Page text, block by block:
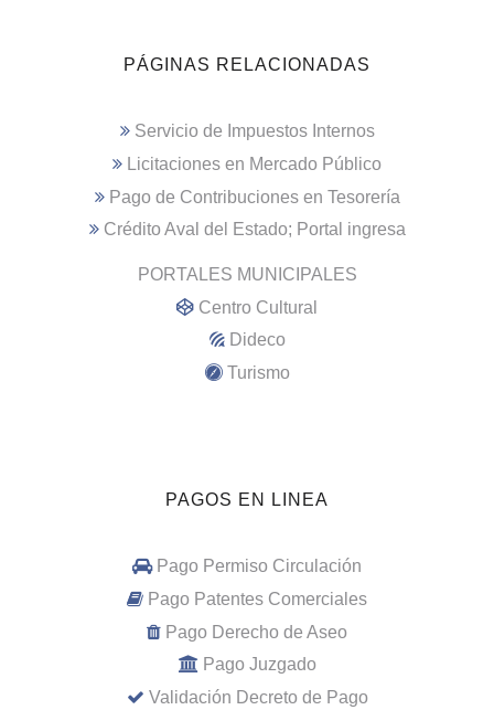
PÁGINAS RELACIONADAS
Servicio de Impuestos Internos
Licitaciones en Mercado Público
Pago de Contribuciones en Tesorería
Crédito Aval del Estado; Portal ingresa
PORTALES MUNICIPALES
Centro Cultural
Dideco
Turismo
PAGOS EN LINEA
Pago Permiso Circulación
Pago Patentes Comerciales
Pago Derecho de Aseo
Pago Juzgado
Validación Decreto de Pago